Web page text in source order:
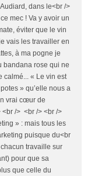
dans le<br />
mec ! Va y avoir un
éviter que le vin
vais les travailler en
à ma pogne je
bandana rose qui ne
calmé... « Le vin est
» qu’elle nous a
vrai cœur de
<br /> <br /> <br />
» : mais tous les
puisque du<br
travaille sur
pour que sa
que celle du